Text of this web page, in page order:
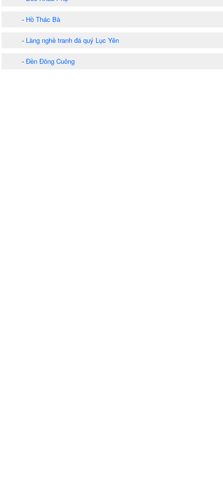
- Hồ Thác Bà
- Làng nghề tranh đá quý Lục Yên
- Đền Đông Cuông